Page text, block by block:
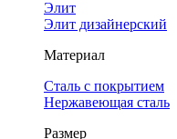
Элит
Элит дизайнерский
Материал
Сталь с покрытием
Нержавеющая сталь
Размер